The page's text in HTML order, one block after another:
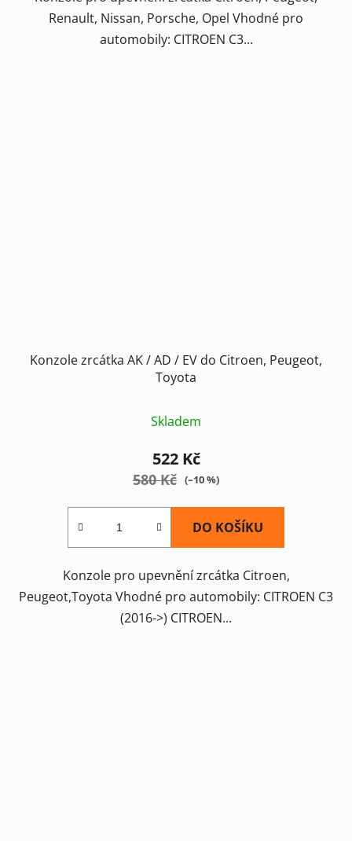
Renault, Nissan, Porsche, Opel Vhodné pro
automobily: CITROEN C3...
Konzole zrcátka AK / AD / EV do Citroen, Peugeot,
Toyota
Skladem
522 Kč
580 Kč (–10 %)
DO KOŠÍKU
Konzole pro upevnění zrcátka Citroen,
Peugeot,Toyota Vhodné pro automobily: CITROEN C3
(2016->) CITROEN...